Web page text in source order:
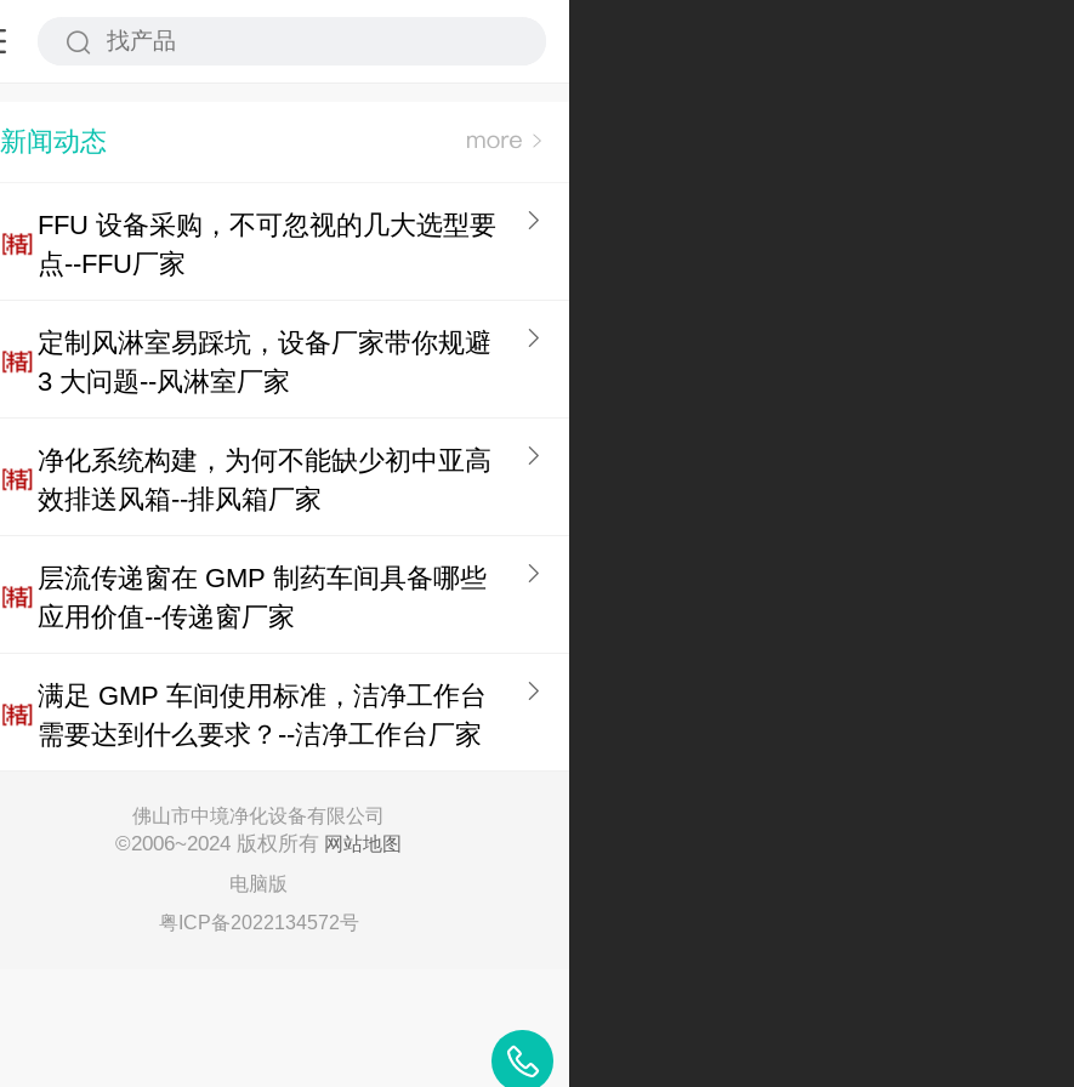
新闻动态
FFU 设备采购，不可忽视的几大选型要
点--FFU厂家
定制风淋室易踩坑，设备厂家带你规避
3 大问题--风淋室厂家
净化系统构建，为何不能缺少初中亚高
效排送风箱--排风箱厂家
层流传递窗在 GMP 制药车间具备哪些
应用价值--传递窗厂家
满足 GMP 车间使用标准，洁净工作台
需要达到什么要求？--洁净工作台厂家
佛山市中境净化设备有限公司
©2006~2024 版权所有 网站地图
电脑版
粤ICP备2022134572号